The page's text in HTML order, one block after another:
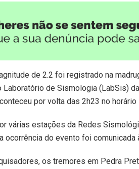
de 2.2 foi registrado na
Laboratório de Sismologia (LabSis)
por volta das 2h23 no horário
várias estações da Redes
ocorrência do evento foi comunicada
os tremores em Pedra